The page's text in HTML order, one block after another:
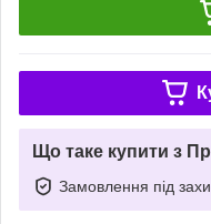
Що таке купити з
Замовлення під